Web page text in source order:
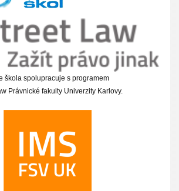
škola spolupracuje s programem
Právnické fakulty Univerzity Karlovy.